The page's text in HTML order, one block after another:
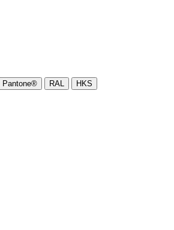
Pantone® RAL HKS